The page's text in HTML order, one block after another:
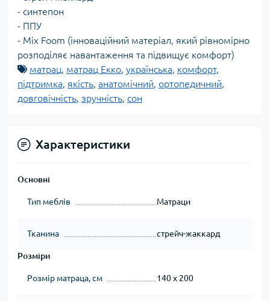
- синтепон
- ППУ
- Mix Foom (інноваційний матеріал, який рівномірно
розподіляє навантаження та підвищує комфорт)
матрац матрац Екко українська комфорт,
підтримка якість анатомічний ортопедичний
довговічність зручність сон
Характеристики
Основні
Тип меблів Матраци
Тканина стрейч-жаккард
Розміри
Розмір матраца, см 140 х 200